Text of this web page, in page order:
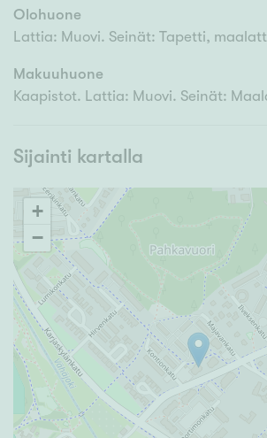
Olohuone
Lattia: Muovi. Seinät: Tapetti,
Makuuhuone
Kaapistot. Lattia: Muovi. Seinät:
Sijainti kartalla
+
−